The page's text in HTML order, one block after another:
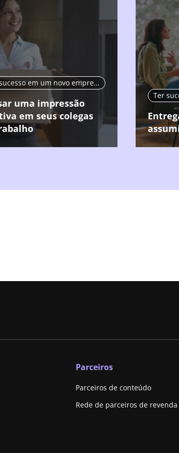
Ter sucesso em um novo emprego
uma impressão
em seus colegas
Parceiros
Parceiros de conteúdo
Rede de parceiros de revenda